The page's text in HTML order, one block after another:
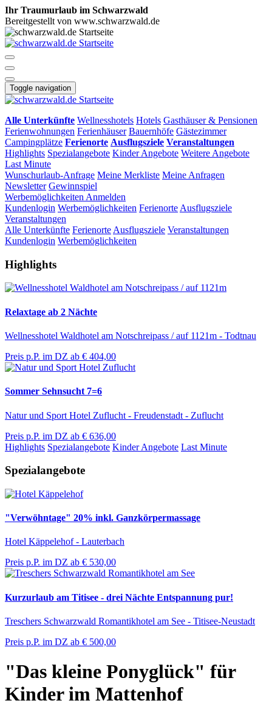
Ihr Traumurlaub im Schwarzwald
Bereitgestellt von www.schwarzwald.de
Toggle navigation
Alle Unterkünfte Wellnesshotels Hotels Gasthäuser & Pensionen
Ferienwohnungen Ferienhäuser Bauernhöfe Gästezimmer
Campingplätze Ferienorte Ausflugsziele Veranstaltungen
Highlights Spezialangebote Kinder Angebote Weitere Angebote
Last Minute
Wunschurlaub-Anfrage Meine Merkliste Meine Anfragen
Newsletter Gewinnspiel
Werbemöglichkeiten Anmelden
Kundenlogin Werbemöglichkeiten Ferienorte Ausflugsziele
Veranstaltungen
Alle Unterkünfte Ferienorte Ausflugsziele Veranstaltungen
Kundenlogin Werbemöglichkeiten
Highlights
Relaxtage ab 2 Nächte
Wellnesshotel Waldhotel am Notschreipass / auf 1121m - Todtnau
Preis p.P. im DZ ab € 404,00
Sommer Sehnsucht 7=6
Natur und Sport Hotel Zuflucht - Freudenstadt - Zuflucht
Preis p.P. im DZ ab € 636,00
Highlights Spezialangebote Kinder Angebote Last Minute
Spezialangebote
"Verwöhntage" 20% inkl. Ganzkörpermassage
Hotel Käppelehof - Lauterbach
Preis p.P. im DZ ab € 530,00
Kurzurlaub am Titisee - drei Nächte Entspannung pur!
Treschers Schwarzwald Romantikhotel am See - Titisee-Neustadt
Preis p.P. im DZ ab € 500,00
"Das kleine Ponyglück" für
Kinder im Mattenhof